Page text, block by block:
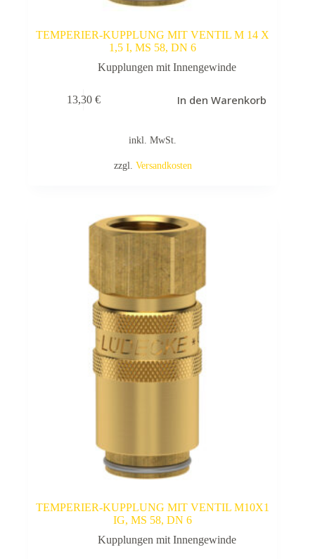
TEMPERIER-KUPPLUNG MIT VENTIL M 14 X
1,5 I, MS 58, DN 6
Kupplungen mit Innengewinde
13,30 € In den Warenkorb
inkl. MwSt.
zzgl. Versandkosten
TEMPERIER-KUPPLUNG MIT VENTIL M10X1
IG, MS 58, DN 6
Kupplungen mit Innengewinde